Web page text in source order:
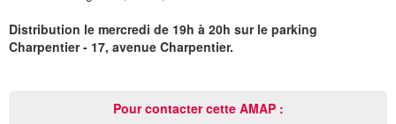
Distribution le mercredi de 19h à 20h sur le parking
Charpentier - 17, avenue Charpentier.
Pour contacter cette AMAP :